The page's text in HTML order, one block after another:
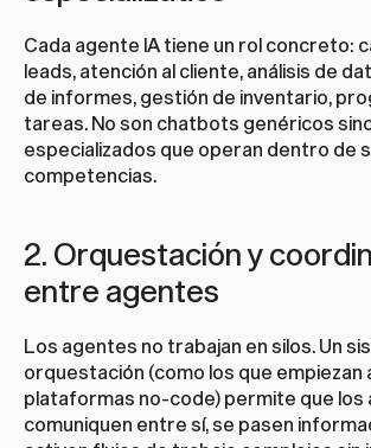
Cada agente IA tiene un rol concreto:
leads, atención al cliente, análisis de
de informes, gestión de inventario,
tareas. No son chatbots genéricos
especializados que operan dentro de
competencias.
2. Orquestación y
entre agentes
Los agentes no trabajan en silos. Un
orquestación (como los que empiezan
plataformas no-code) permite que los
comuniquen entre sí, se pasen